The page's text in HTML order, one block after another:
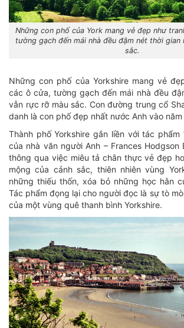
Những con phố của York mang vẻ đẹp như
tường gạch đến mái nhà đều đậm nét thời gian
sắc.
Những con phố của Yorkshire mang vẻ
các ô cửa, tường gạch đến mái nhà đều
vẫn rực rỡ màu sắc. Con đường trung cổ
danh là con phố đẹp nhất nước Anh vào năm
Thành phố Yorkshire gắn liền với tác phẩm
của nhà văn người Anh – Frances Hodgson
thông qua việc miêu tả chân thực vẻ đẹp
mộng của cảnh sắc, thiên nhiên vùng
những thiếu thốn, xóa bỏ những học hằn
Tác phẩm đọng lại cho người đọc là sự tò
của một vùng quê thanh bình Yorkshire.